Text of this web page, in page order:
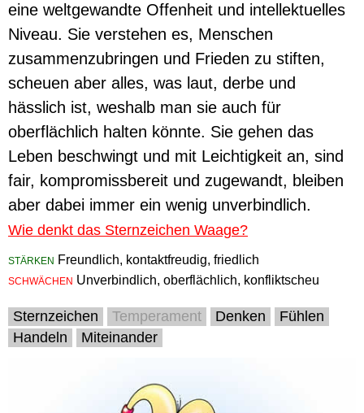
eine weltgewandte Offenheit und intellektuelles
Niveau. Sie verstehen es, Menschen
zusammenzubringen und Frieden zu stiften,
scheuen aber alles, was laut, derbe und
hässlich ist, weshalb man sie auch für
oberflächlich halten könnte. Sie gehen das
Leben beschwingt und mit Leichtigkeit an, sind
fair, kompromissbereit und zugewandt, bleiben
aber dabei immer ein wenig unverbindlich.
Wie denkt das Sternzeichen Waage?
STÄRKEN Freundlich, kontaktfreudig, friedlich
SCHWÄCHEN Unverbindlich, oberflächlich, konfliktscheu
Sternzeichen Temperament Denken
Fühlen
Handeln
Miteinander